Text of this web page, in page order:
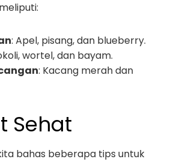
: Apel, pisang, dan blueberry.
wortel, dan bayam.
: Kacang merah dan
Sehat
bahas beberapa tips untuk